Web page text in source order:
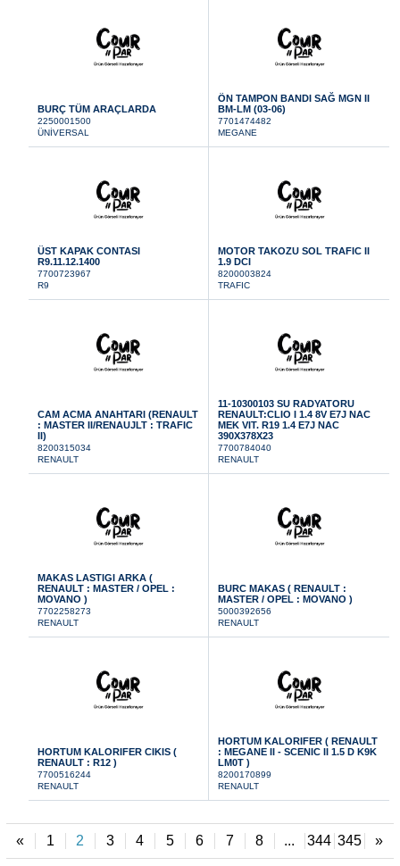
BURÇ TÜM ARAÇLARDA
2250001500
ÜNİVERSAL
ÖN TAMPON BANDI SAĞ MGN II
BM-LM (03-06)
7701474482
MEGANE
ÜST KAPAK CONTASI
R9.11.12.1400
7700723967
R9
MOTOR TAKOZU SOL TRAFIC II
1.9 DCI
8200003824
TRAFIC
CAM ACMA ANAHTARI (RENAULT
: MASTER II/RENAUJLT : TRAFIC
II)
8200315034
RENAULT
11-10300103 SU RADYATORU
RENAULT:CLIO I 1.4 8V E7J NAC
MEK VIT. R19 1.4 E7J NAC
390X378X23
7700784040
RENAULT
MAKAS LASTIGI ARKA (
RENAULT : MASTER / OPEL :
MOVANO )
7702258273
RENAULT
BURC MAKAS ( RENAULT :
MASTER / OPEL : MOVANO )
5000392656
RENAULT
HORTUM KALORIFER CIKIS (
RENAULT : R12 )
7700516244
RENAULT
HORTUM KALORIFER ( RENAULT
: MEGANE II - SCENIC II 1.5 D K9K
LM0T )
8200170899
RENAULT
« 1 2 3 4 5 6 7 8 ... 344 345 »